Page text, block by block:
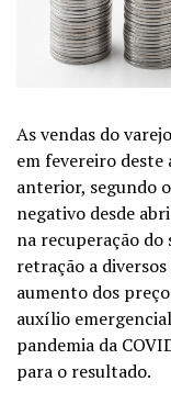
As vendas do
em fevereiro deste
anterior, segundo
negativo desde
na recuperação do
retração a
aumento dos
auxílio
pandemia da
para o resultado.